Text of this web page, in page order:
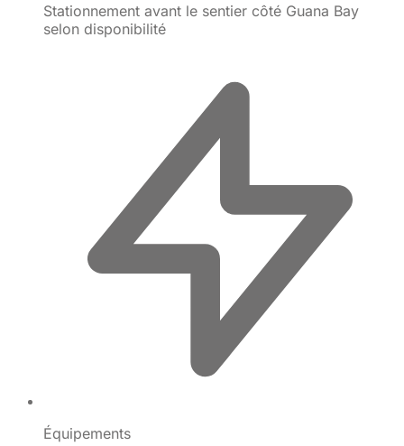
Stationnement avant le sentier côté Guana Bay
selon disponibilité
Équipements